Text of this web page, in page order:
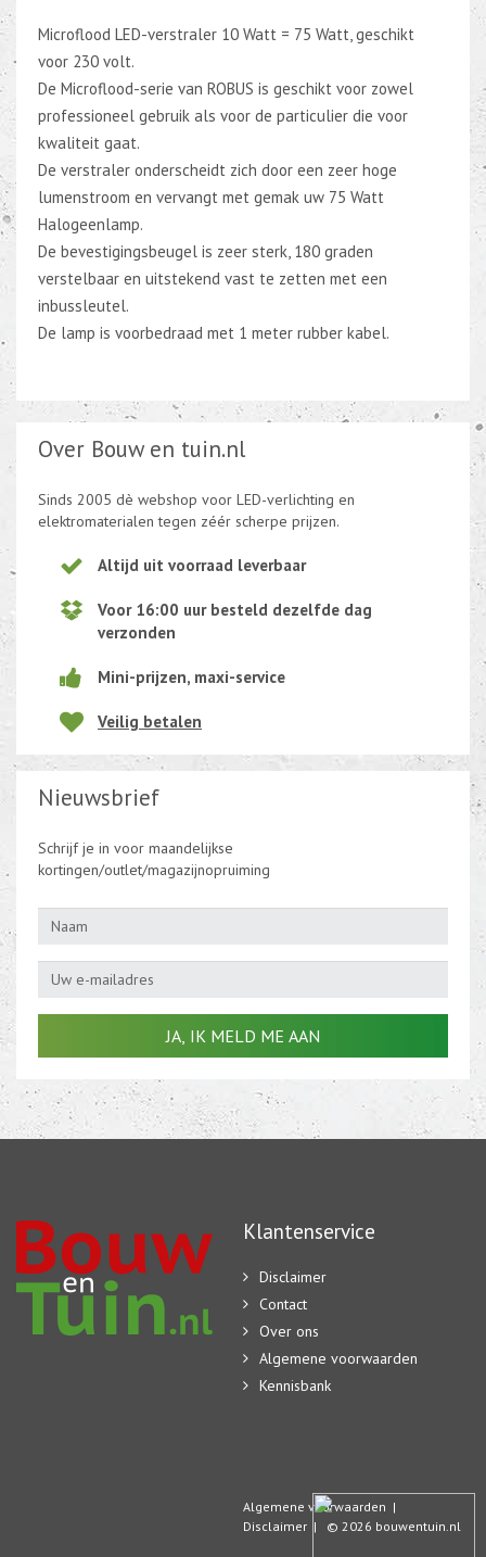
Microflood LED-verstraler 10 Watt = 75 Watt, geschikt
voor 230 volt.
De Microflood-serie van ROBUS is geschikt voor zowel
professioneel gebruik als voor de particulier die voor
kwaliteit gaat.
De verstraler onderscheidt zich door een zeer hoge
lumenstroom en vervangt met gemak uw 75 Watt
Halogeenlamp.
De bevestigingsbeugel is zeer sterk, 180 graden
verstelbaar en uitstekend vast te zetten met een
inbussleutel.
De lamp is voorbedraad met 1 meter rubber kabel.
Over Bouw en tuin.nl
Sinds 2005 dè webshop voor LED-verlichting en
elektromaterialen tegen zéér scherpe prijzen.
Altijd uit voorraad leverbaar
Voor 16:00 uur besteld dezelfde dag
verzonden
Mini-prijzen, maxi-service
Veilig betalen
Nieuwsbrief
Schrijf je in voor maandelijkse
kortingen/outlet/magazijnopruiming
Klantenservice
Disclaimer
Contact
Over ons
Algemene voorwaarden
Kennisbank
Algemene voorwaarden |
Disclaimer | © 2026 bouwentuin.nl